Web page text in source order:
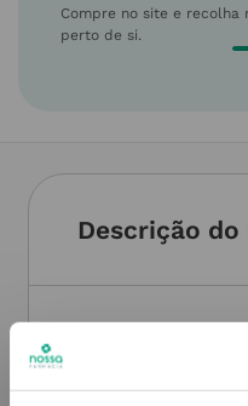
Compre no site e recolha
perto de si.
Descrição